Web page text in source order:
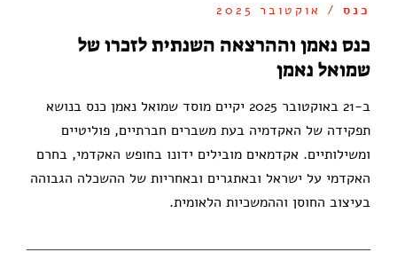
כנס / אוקטובר 2025
כנס נאמן וההרצאה השנתית לזכרו של
שמואל נאמן
ב-21 באוקטובר 2025 יקיים מוסד שמואל נאמן כנס בנושא
תפקידה של האקדמיה בעת משברים חברתיים, פוליטיים
ומשילותיים. אקדמאים מובילים ידונו בחופש האקדמי, בחרם
האקדמי על ישראל ובאתגרים ובאחריות של ההשכלה הגבוהה
בעיצוב החוסן וההמשכיות הלאומית.